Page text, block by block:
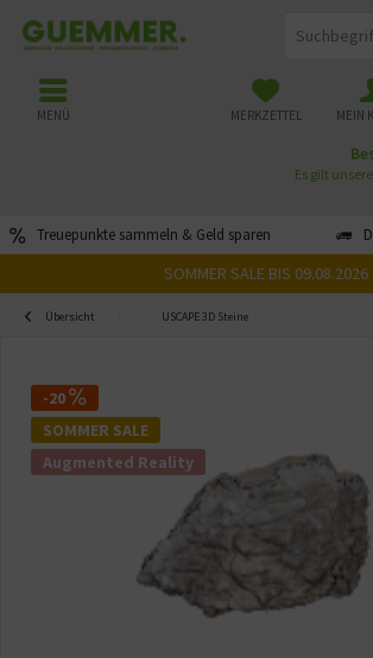
Treuepunkte sammeln & Geld sparen
MERKZETTEL MEIN
MENÜ
Es gilt unsere
SOMMER SALE BIS 09.08.2026
Übersicht USCAPE 3D Steine
-20
SOMMER SALE
Augmented Reality